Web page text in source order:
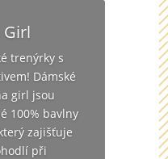
Girl
trenýrky s
Dámské
girl jsou
100% bavlny
zajišťuje
při